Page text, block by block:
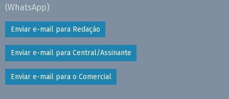
(WhatsApp)
Enviar e-mail para Redação
Enviar e-mail para Central/Assinante
Enviar e-mail para o Comercial